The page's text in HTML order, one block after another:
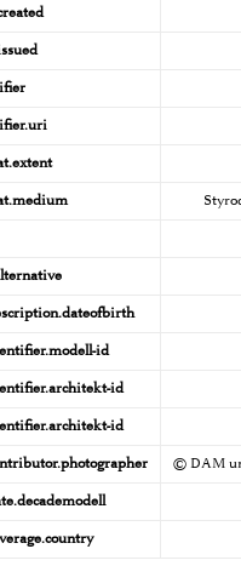
id
id
id
© DAM